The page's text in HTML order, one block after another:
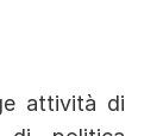
attività di